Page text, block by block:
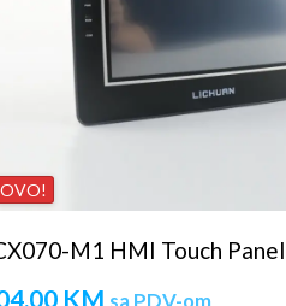
M1 HMI Touch
KM sa PDV-om